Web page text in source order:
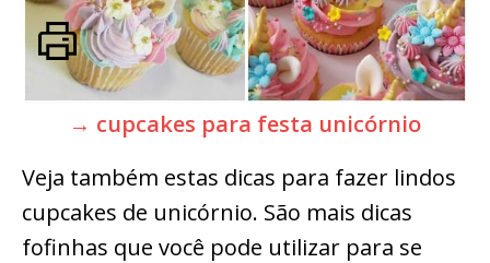
→ cupcakes para festa unicórnio
Veja também estas dicas para fazer lindos
cupcakes de unicórnio. São mais dicas
fofinhas que você pode utilizar para se